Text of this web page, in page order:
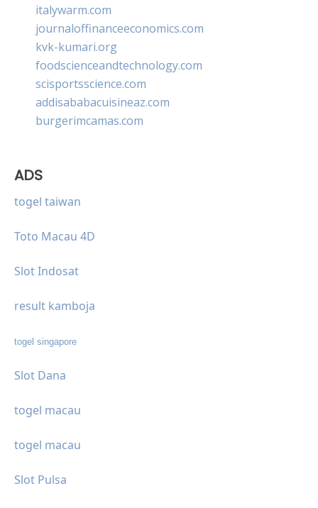
italywarm.com
journaloffinanceeconomics.com
kvk-kumari.org
foodscienceandtechnology.com
scisportsscience.com
addisababacuisineaz.com
burgerimcamas.com
ADS
togel taiwan
Toto Macau 4D
Slot Indosat
result kamboja
togel singapore
Slot Dana
togel macau
togel macau
Slot Pulsa